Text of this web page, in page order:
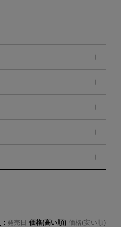
発売日 価格(高い順) 価格(安い順)